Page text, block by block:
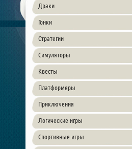
Драки
Гонки
Стратегии
Симуляторы
Квесты
Платформеры
Приключения
Логические игры
Спортивные игры